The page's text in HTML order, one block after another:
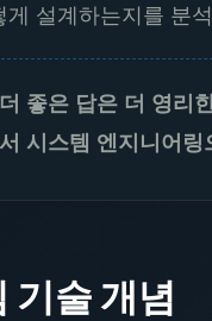
게 설계하는지를 분
더 좋은 답은 더 영리
서 시스템 엔지니어
기술 개념